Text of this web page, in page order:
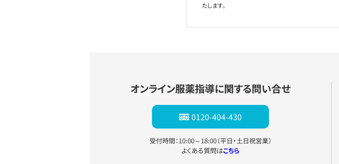
たします。
オンライン服薬指導に関する問い合せ
0120-404-430
受付時間：10:00～18:00（平日・土日祝営業）
よくある質問はこちら